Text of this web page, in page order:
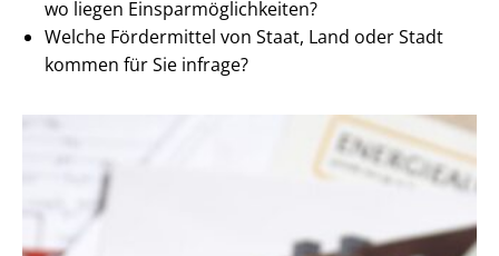
wo liegen Ein­spar­mög­lich­kei­ten?
Welche Fördermittel von Staat, Land oder Stadt
kommen für Sie infrage?